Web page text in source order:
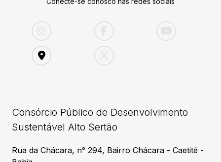
Consórcio Público de Desenvolvimento
Sustentável Alto Sertão
Rua da Chácara, n° 294, Bairro Chácara - Caetité -